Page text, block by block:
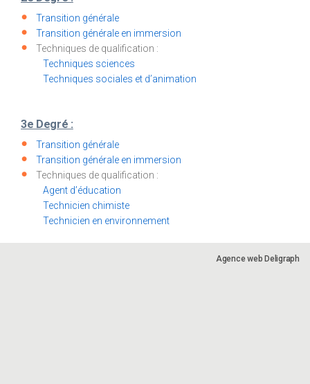
Transition générale
Transition générale en immersion
Techniques de qualification :
Techniques sciences
Techniques sociales et d’animation
3e Degré :
Transition générale
Transition générale en immersion
Techniques de qualification :
Agent d’éducation
Technicien chimiste
Technicien en environnement
Agence web Deligraph